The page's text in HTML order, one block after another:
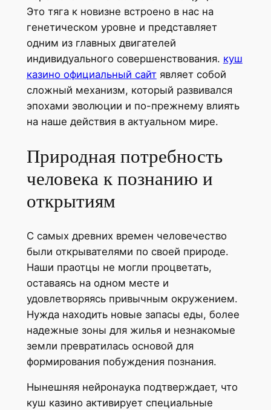
Это тяга к новизне встроено в нас на
генетическом уровне и представляет
одним из главных двигателей
индивидуального совершенствования. куш
казино официальный сайтявляет собой
сложный механизм, который развивался
эпохами эволюции и по-прежнему влиять
на наше действия в актуальном мире.
Природная потребность
человека к познанию и
открытиям
С самых древних времен человечество
были открывателями по своей природе.
Наши праотцы не могли процветать,
оставаясь на одном месте и
удовлетворяясь привычным окружением.
Нужда находить новые запасы еды, более
надежные зоны для жилья и незнакомые
земли превратилась основой для
формирования побуждения познания.
Нынешняя нейронаука подтверждает, что
куш казино активирует специальные